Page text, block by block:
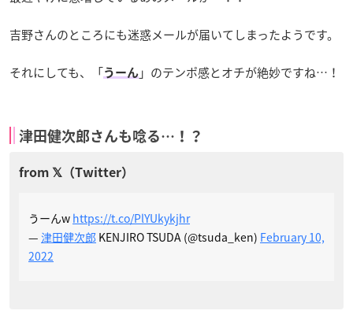
吉野さんのところにも迷惑メールが届いてしまったようです。
それにしても、「うーん 」のテンポ感とオチが絶妙ですね…！
津田健次郎さんも唸る…！？
うーんw https://t.co/PlYUkykjhr
— 津田健次郎 KENJIRO TSUDA (@tsuda_ken) February 10,
2022